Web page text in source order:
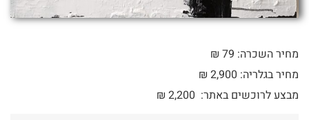
מחיר השכרה: 79 ₪
מחיר בגלריה: 2,900 ₪
מבצע לרוכשים באתר:
₪ 2,200